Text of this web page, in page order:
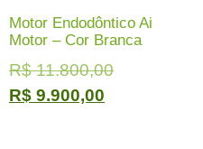
Motor Endodôntico Ai
Motor – Cor Branca
R$11.800,00
R$ 9.900,00